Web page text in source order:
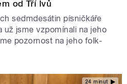
od Tří lvů
sedmdesátin písničkáře
už jsme vzpomínali na jeho
pozornost na jeho folk-
24 minut